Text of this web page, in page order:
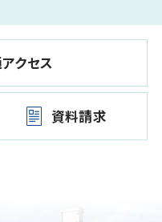
クセス
資料請求